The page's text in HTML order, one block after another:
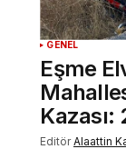
GENEL
Eşme
Kazası:
Editör Alaattin